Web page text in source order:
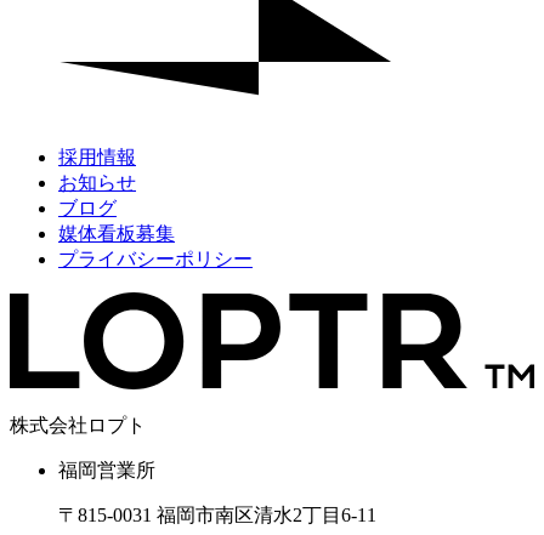
採用情報
お知らせ
ブログ
媒体看板募集
プライバシーポリシー
株式会社ロプト
福岡営業所
〒815-0031 福岡市南区清水2丁目6-11